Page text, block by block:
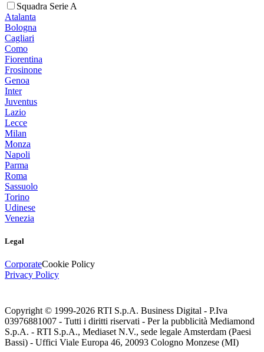
Squadra Serie A
Atalanta
Bologna
Cagliari
Como
Fiorentina
Frosinone
Genoa
Inter
Juventus
Lazio
Lecce
Milan
Monza
Napoli
Parma
Roma
Sassuolo
Torino
Udinese
Venezia
Legal
CorporateCookie Policy
Privacy Policy
Copyright © 1999-2026 RTI S.p.A. Business Digital - P.Iva
03976881007 - Tutti i diritti riservati - Per la pubblicità Mediamond
S.p.A. - RTI S.p.A., Mediaset N.V., sede legale Amsterdam (Paesi
Bassi) - Uffici Viale Europa 46, 20093 Cologno Monzese (MI)